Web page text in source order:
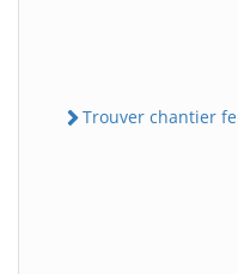
Trouver chantier